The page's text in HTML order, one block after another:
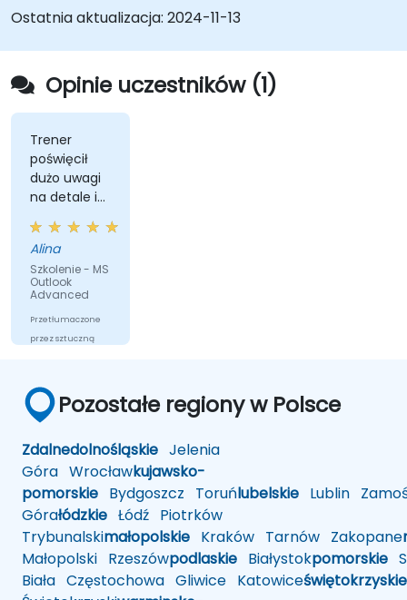
Ostatnia aktualizacja: 2024-11-13
Opinie uczestników (1)
Trener
poświęcił
dużo uwagi
na detale i
wyjaśnił je
na
zrozumiały
dla
wszystkich
sposób
Alina
Szkolenie - MS
Outlook
Advanced
Przetłumaczone
przez sztuczną
Pozostałe regiony w Polsce
Zdalnedolnośląskie Jelenia
Góra Wrocławkujawsko-
pomorskie Bydgoszcz Toruńlubelskie Lublin
Górałódzkie Łódź Piotrków
Trybunalskimałopolskie Kraków Tarnów Zakopane
Małopolski Rzeszówpodlaskie Białystokpomorskie
Biała Częstochowa Gliwice Katowiceświętokrzyskie